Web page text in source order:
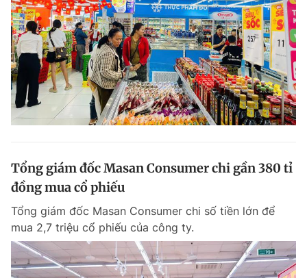
Tổng giám đốc Masan Consumer chi gần 380 tỉ
đồng mua cổ phiếu
Tổng giám đốc Masan Consumer chi số tiền lớn để
mua 2,7 triệu cổ phiếu của công ty.